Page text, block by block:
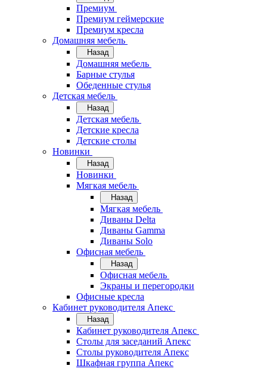
Премиум
Премиум геймерские
Премиум кресла
Домашняя мебель
Назад
Домашняя мебель
Барные стулья
Обеденные стулья
Детская мебель
Назад
Детская мебель
Детские кресла
Детские столы
Новинки
Назад
Новинки
Мягкая мебель
Назад
Мягкая мебель
Диваны Delta
Диваны Gamma
Диваны Solo
Офисная мебель
Назад
Офисная мебель
Экраны и перегородки
Офисные кресла
Кабинет руководителя Апекс
Назад
Кабинет руководителя Апекс
Столы для заседаний Апекс
Столы руководителя Апекс
Шкафная группа Апекс